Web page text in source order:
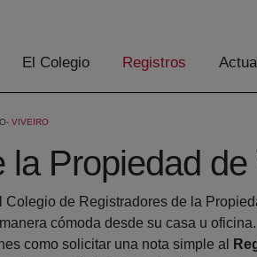
El Colegio Registros
VIVEIRO
la Propiedad de
de Registradores de la
cómoda desde su casa u oficina.
como solicitar una nota simple al